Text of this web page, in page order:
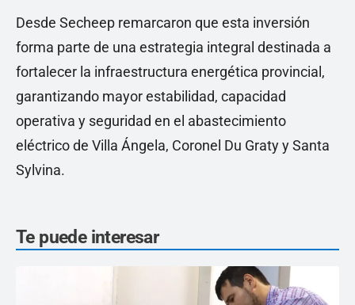
Desde Secheep remarcaron que esta inversión
forma parte de una estrategia integral destinada a
fortalecer la infraestructura energética provincial,
garantizando mayor estabilidad, capacidad
operativa y seguridad en el abastecimiento
eléctrico de Villa Ángela, Coronel Du Graty y Santa
Sylvina.
Te puede interesar